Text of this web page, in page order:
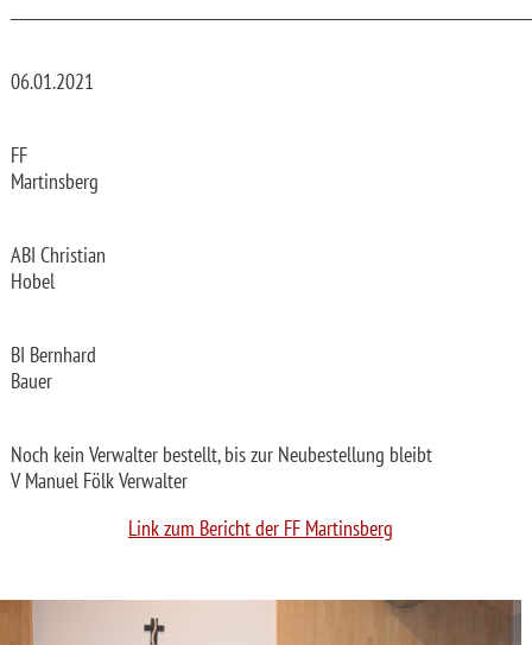
06.01.2021
FF
Martinsberg
ABI Christian
Hobel
BI Bernhard
Bauer
Noch kein Verwalter bestellt, bis zur Neubestellung bleibt
V Manuel Fölk Verwalter
Link zum Bericht der FF Martinsberg